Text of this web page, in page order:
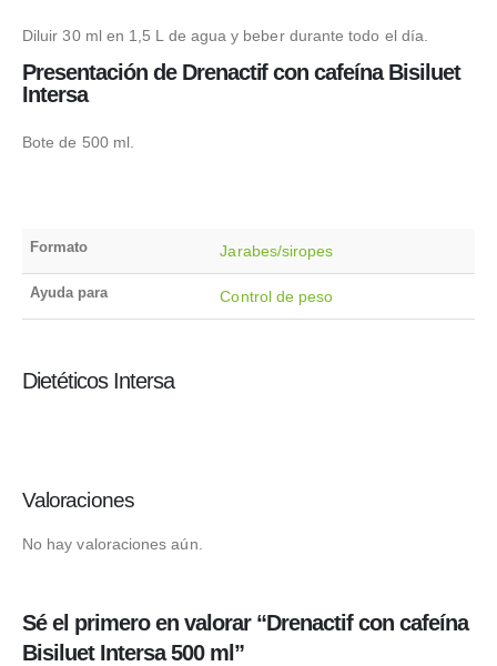
Diluir 30 ml en 1,5 L de agua y beber durante todo el día.
Presentación de Drenactif con cafeína Bisiluet
Intersa
Bote de 500 ml.
Formato Jarabes/siropes
Ayuda para Control de peso
Dietéticos Intersa
Valoraciones
No hay valoraciones aún.
Sé el primero en valorar “Drenactif con cafeína
Bisiluet Intersa 500 ml”